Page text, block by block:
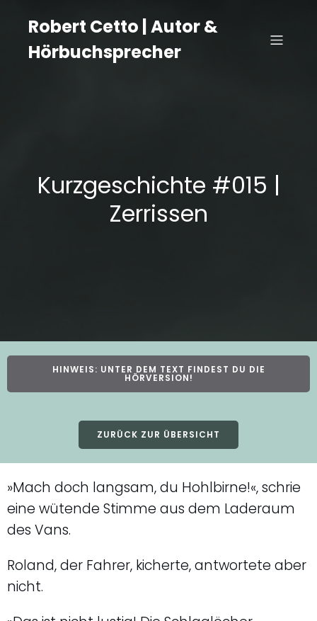
Robert Cetto | Autor &
Hörbuchsprecher
Kurzgeschichte #015 |
Zerrissen
HINWEIS: UNTER DEM TEXT FINDEST DU DIE
HÖRVERSION!
ZURÜCK ZUR ÜBERSICHT
»Mach doch langsam, du Hohlbirne!«, schrie
eine wütende Stimme aus dem Laderaum
des Vans.
Roland, der Fahrer, kicherte, antwortete aber
nicht.